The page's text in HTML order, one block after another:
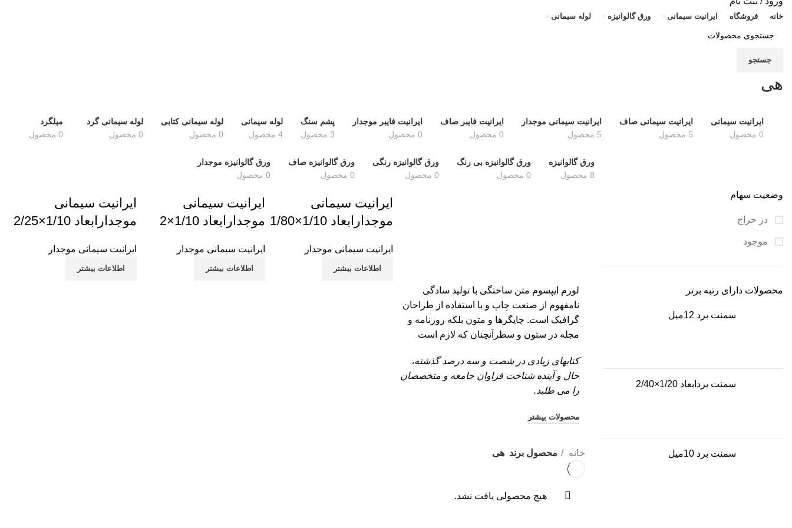
خانه فروشگاه ایرانیت سیمانی ورق گالوانیزه لوله سیمانی
جستجو
هی
ایرانیت سیمانی
0 محصول
ایرانیت سیمانی صاف
5 محصول
ایرانیت سیمانی موجدار
5 محصول
ایرانیت فایبر صاف
0 محصول
ایرانیت فایبر موجدار
0 محصول
پشم سنگ
3 محصول
لوله سیمانی
4 محصول
لوله سیمانی کتابی
0 محصول
لوله سیمانی گرد
0 محصول
میلگرد
0 محصول
ورق گالوانیزه
8 محصول
ورق گالوانیزه بی رنگ
0 محصول
ورق گالوانیزه رنگی
0 محصول
ورق گالوانیزه صاف
0 محصول
ورق گالوانیزه موجدار
0 محصول
وضعیت سهام
در حراج
موجود
محصولات دارای رتبه برتر
سمنت برد 12میل
سمنت بردابعاد 1/20×2/40
سمنت برد 10میل
لورم ایپسوم متن ساختگی با تولید سادگی
نامفهوم از صنعت چاپ و با استفاده از طراحان
گرافیک است. چاپگرها و متون بلکه روزنامه و
مجله در ستون و سطرآنچنان که لازم است
کتابهای زیادی در شصت و سه درصد گذشته،
حال و آینده شناخت فراوان جامعه و متخصصان
را می طلبد.
محصولات بیشتر
ایرانیت سیمانی
موجدارابعاد 1/10×1/80
ایرانیت سیمانی موجدار
اطلاعات بیشتر
ایرانیت سیمانی
موجدارابعاد 1/10×2
ایرانیت سیمانی موجدار
اطلاعات بیشتر
ایرانیت سیمانی
موجدارابعاد 1/10×2/25
ایرانیت سیمانی موجدار
اطلاعات بیشتر
خانه محصول برند هی
هیچ محصولی یافت نشد.